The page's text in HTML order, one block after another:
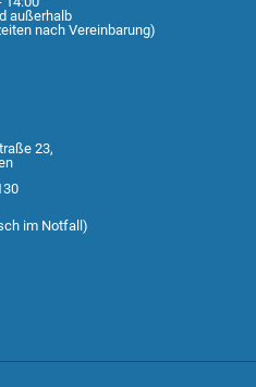
außerhalb
nach Vereinbarung)
23,
im Notfall)